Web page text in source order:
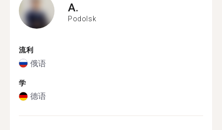
A.
Podolsk
流利
俄语
学
德语